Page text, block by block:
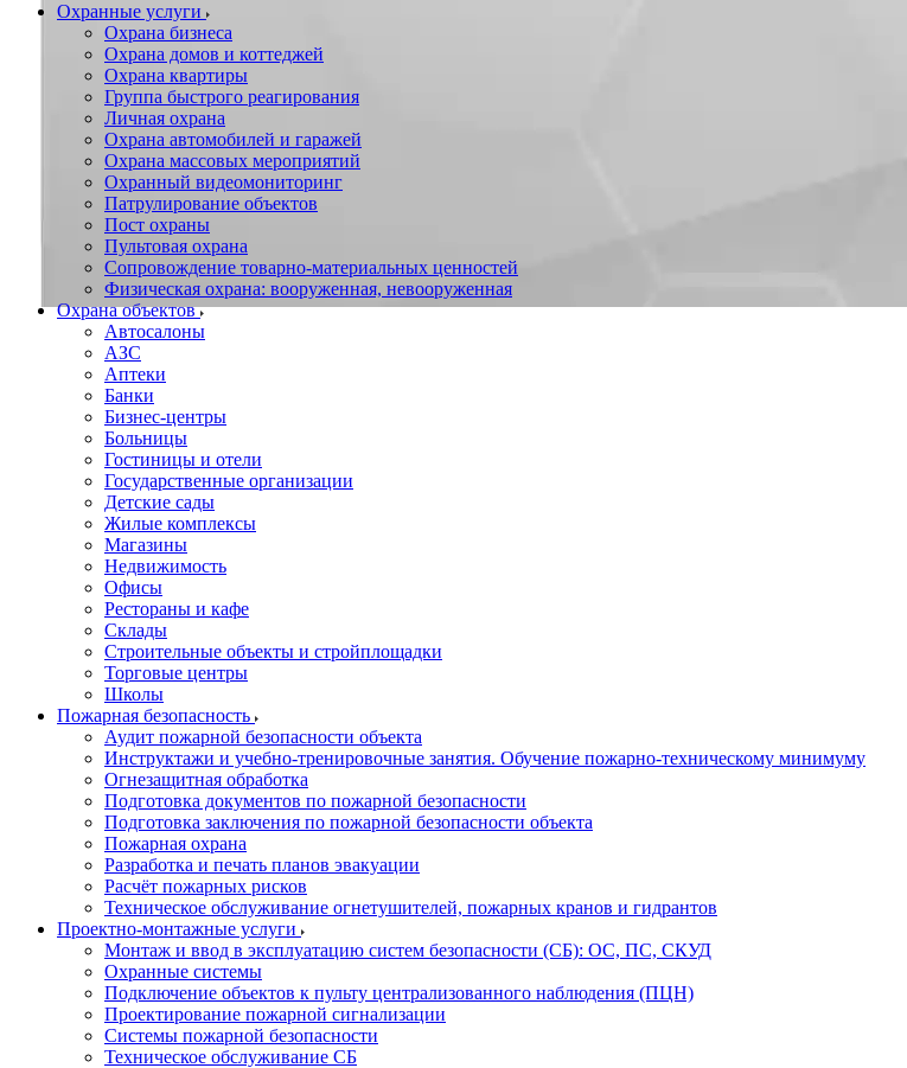
Охранные услуги
Охрана бизнеса
Охрана домов и коттеджей
Охрана квартиры
Группа быстрого реагирования
Личная охрана
Охрана автомобилей и гаражей
Охрана массовых мероприятий
Охранный видеомониторинг
Патрулирование объектов
Пост охраны
Пультовая охрана
Сопровождение товарно-материальных ценностей
Физическая охрана: вооруженная, невооруженная
Охрана объектов
Автосалоны
АЗС
Аптеки
Банки
Бизнес-центры
Больницы
Гостиницы и отели
Государственные организации
Детские сады
Жилые комплексы
Магазины
Недвижимость
Офисы
Рестораны и кафе
Склады
Строительные объекты и стройплощадки
Торговые центры
Школы
Пожарная безопасность
Аудит пожарной безопасности объекта
Инструктажи и учебно-тренировочные занятия. Обучение пожарно-техническому минимуму
Огнезащитная обработка
Подготовка документов по пожарной безопасности
Подготовка заключения по пожарной безопасности объекта
Пожарная охрана
Разработка и печать планов эвакуации
Расчёт пожарных рисков
Техническое обслуживание огнетушителей, пожарных кранов и гидрантов
Проектно-монтажные услуги
Монтаж и ввод в эксплуатацию систем безопасности (СБ): ОС, ПС, СКУД
Охранные системы
Подключение объектов к пульту централизованного наблюдения (ПЦН)
Проектирование пожарной сигнализации
Системы пожарной безопасности
Техническое обслуживание СБ